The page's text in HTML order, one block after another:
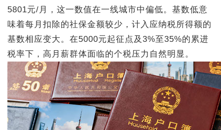
5801元/月，这一数值在一线城市中偏低。基数低意
味着每月扣除的社保金额较少，计入应纳税所得额的
基数相应变大。在5000元起征点及3%至35%的累进
税率下，高月薪群体面临的个税压力自然明显。